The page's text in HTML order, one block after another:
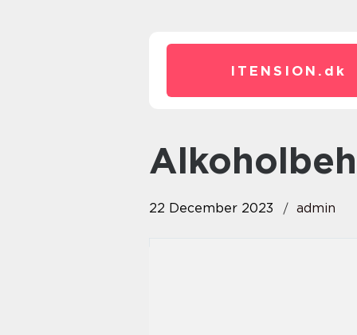
ITENSION. dk
22 December 2023 admin